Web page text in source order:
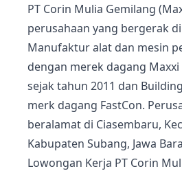
PT Corin Mulia Gemilang
perusahaan yang bergerak
Manufaktur alat dan mesin
dengan merek dagang
sejak tahun 2011 dan
merk dagang FastCon.
beralamat di Ciasembaru,
Kabupaten Subang, Jawa
Lowongan Kerja PT Corin